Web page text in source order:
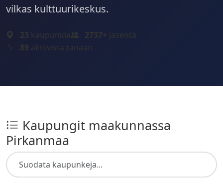
vilkas kulttuurikeskus.
23 kaupunkia 2737+ jasentä
89 aktiivista tanaan
Kaupungit maakunnassa
Pirkanmaa